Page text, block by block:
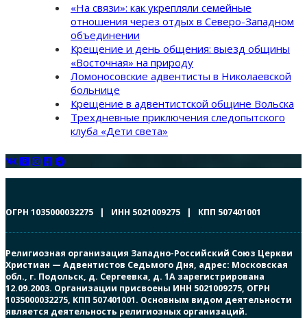
«На связи»: как укрепляли семейные
отношения через отдых в Северо-Западном
объединении
Крещение и день общения: выезд общины
«Восточная» на природу
Ломоносовские адвентисты в Николаевской
больнице
Крещение в адвентистской общине Вольска
Трехдневные приключения следопытского
клуба «Дети света»
ОГРН 1035000032275 | ИНН 5021009275 | КПП 507401001
Религиозная организация Западно-Российский Союз Церкви
Христиан — Адвентистов Седьмого Дня, адрес: Московская
обл., г. Подольск, д. Сергеевка, д. 1А зарегистрирована
12.09.2003. Организации присвоены ИНН 5021009275, ОГРН
1035000032275, КПП 507401001. Основным видом деятельности
является деятельность религиозных организаций.